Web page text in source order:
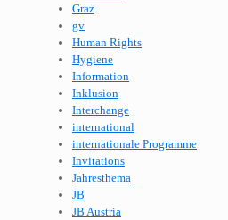
Graz
gv
Human Rights
Hygiene
Information
Inklusion
Interchange
international
internationale Programme
Invitations
Jahresthema
JB
JB Austria